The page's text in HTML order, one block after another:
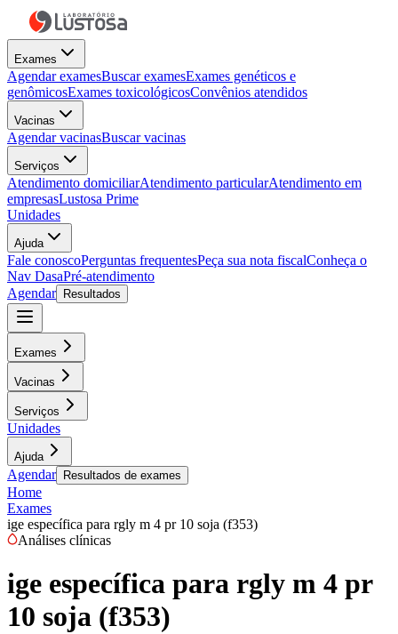
Exames
Agendar examesBuscar examesExames genéticos e
genômicosExames toxicológicosConvênios atendidos
Vacinas
Agendar vacinasBuscar vacinas
Serviços
Atendimento domiciliarAtendimento particularAtendimento em
empresasLustosa Prime
Unidades
Ajuda
Fale conoscoPerguntas frequentesPeça sua nota fiscalConheça o
Nav DasaPré-atendimento
Agendar
Resultados
Exames
Vacinas
Serviços
Unidades
Ajuda
Agendar Resultados de exames
Home
Exames
ige específica para rgly m 4 pr 10 soja (f353)
Análises clínicas
ige específica para rgly m 4 pr
10 soja (f353)